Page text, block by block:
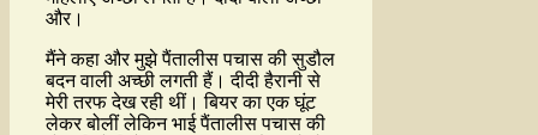
और।
मैंने कहा और मुझे पैंतालीस पचास की सुडौल
बदन वाली अच्छी लगती हैं। दीदी हैरानी से
मेरी तरफ देख रही थीं। बियर का एक घूंट
लेकर बोलीं लेकिन भाई पैंतालीस पचास की